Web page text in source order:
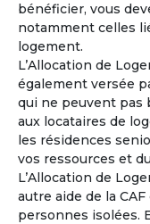
bénéficier, vous
notamment celles
logement.
L’Allocation de
également versée
qui ne peuvent pas
aux locataires de
les résidences
vos ressources et
L’Allocation de
autre aide de la
personnes isolées.
Catherine
Femme-
France -